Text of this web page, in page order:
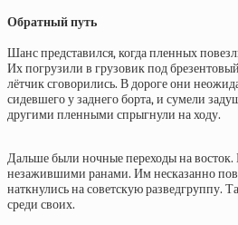
Обратный путь
Шанс представился, когда пленных
Их погрузили в грузовик под
лётчик сговорились. В дороге они
сидевшего у заднего борта, и сумели
другими пленными спрыгнули на ходу.
Дальше были ночные переходы на восток.
незажившими ранами. Им несказанно
наткнулись на советскую разведгруппу.
среди своих.